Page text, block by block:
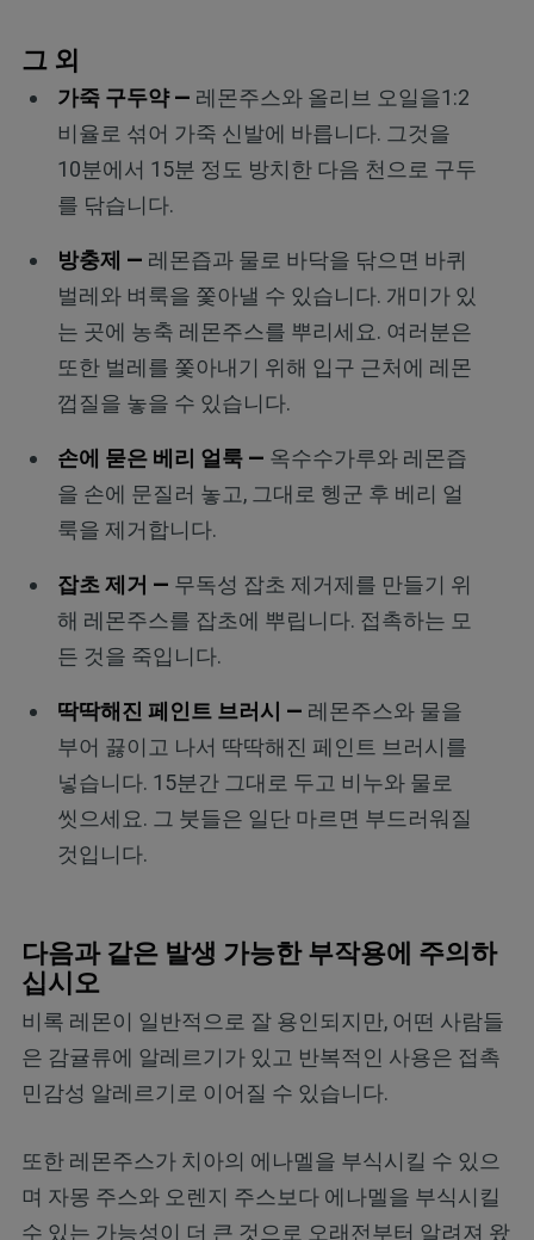
그 외
가죽 구두약 — 레몬주스와 올리브 오일을1:2
비율로 섞어 가죽 신발에 바릅니다. 그것을
10분에서 15분 정도 방치한 다음 천으로 구두
를 닦습니다.
방충제 — 레몬즙과 물로 바닥을 닦으면 바퀴
벌레와 벼룩을 쫓아낼 수 있습니다. 개미가 있
는 곳에 농축 레몬주스를 뿌리세요. 여러분은
또한 벌레를 쫓아내기 위해 입구 근처에 레몬
껍질을 놓을 수 있습니다.
손에 묻은 베리 얼룩 — 옥수수가루와 레몬즙
을 손에 문질러 놓고, 그대로 헹군 후 베리 얼
룩을 제거합니다.
잡초 제거 — 무독성 잡초 제거제를 만들기 위
해 레몬주스를 잡초에 뿌립니다. 접촉하는 모
든 것을 죽입니다.
딱딱해진 페인트 브러시 — 레몬주스와 물을
부어 끓이고 나서 딱딱해진 페인트 브러시를
넣습니다. 15분간 그대로 두고 비누와 물로
씻으세요. 그 붓들은 일단 마르면 부드러워질
것입니다.
다음과 같은 발생 가능한 부작용에 주의하
십시오
비록 레몬이 일반적으로 잘 용인되지만, 어떤 사람들
은 감귤류에 알레르기가 있고 반복적인 사용은 접촉
민감성 알레르기로 이어질 수 있습니다.
또한 레몬주스가 치아의 에나멜을 부식시킬 수 있으
며 자몽 주스와 오렌지 주스보다 에나멜을 부식시킬
수 있는 가능성이 더 큰 것으로 오래전부터 알려져 왔